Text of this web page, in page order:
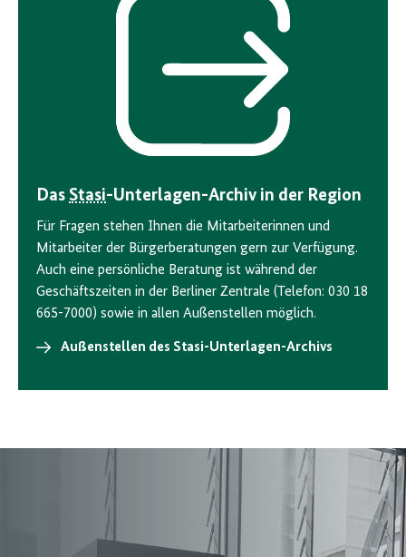
Das Stasi-Unterlagen-Archiv in der Region
Für Fragen stehen Ihnen die Mitarbeiterinnen und
Mitarbeiter der Bürgerberatungen gern zur Verfügung.
Auch eine persönliche Beratung ist während der
Geschäftszeiten in der Berliner Zentrale (Telefon: 030 18
665-7000) sowie in allen Außenstellen möglich.
Außenstellen des Stasi-Unterlagen-Archivs